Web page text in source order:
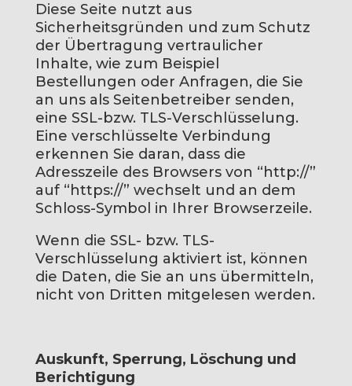
Diese Seite nutzt aus
Sicherheitsgründen und zum Schutz
der Übertragung vertraulicher
Inhalte, wie zum Beispiel
Bestellungen oder Anfragen, die Sie
an uns als Seitenbetreiber senden,
eine SSL-bzw. TLS-Verschlüsselung.
Eine verschlüsselte Verbindung
erkennen Sie daran, dass die
Adresszeile des Browsers von “http://”
auf “https://” wechselt und an dem
Schloss-Symbol in Ihrer Browserzeile.
Wenn die SSL- bzw. TLS-
Verschlüsselung aktiviert ist, können
die Daten, die Sie an uns übermitteln,
nicht von Dritten mitgelesen werden.
Auskunft, Sperrung, Löschung und
Berichtigung